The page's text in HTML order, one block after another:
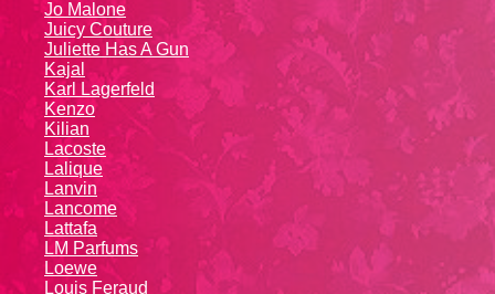
Jo Malone
Juicy Couture
Juliette Has A Gun
Kajal
Karl Lagerfeld
Kenzo
Kiliаn
Lacoste
Lalique
Lanvin
Lanсоmе
Lattafa
LM Parfums
Loewe
Louis Feraud